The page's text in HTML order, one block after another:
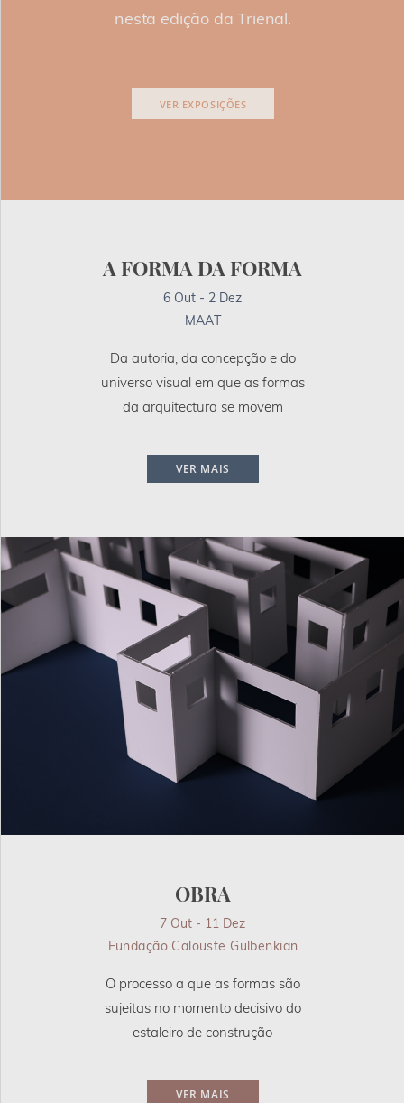
nesta edição da Trienal.
VER EXPOSIÇÕES
A FORMA DA FORMA
6 Out - 2 Dez
MAAT
Da autoria, da concepção e do
universo visual em que as formas
da arquitectura se movem
VER MAIS
OBRA
7 Out - 11 Dez
Fundação Calouste Gulbenkian
O processo a que as formas são
sujeitas no momento decisivo do
estaleiro de construção
VER MAIS